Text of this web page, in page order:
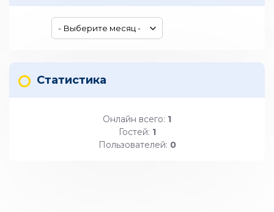
Статистика
Онлайн всего: 1
Гостей: 1
Пользователей: 0